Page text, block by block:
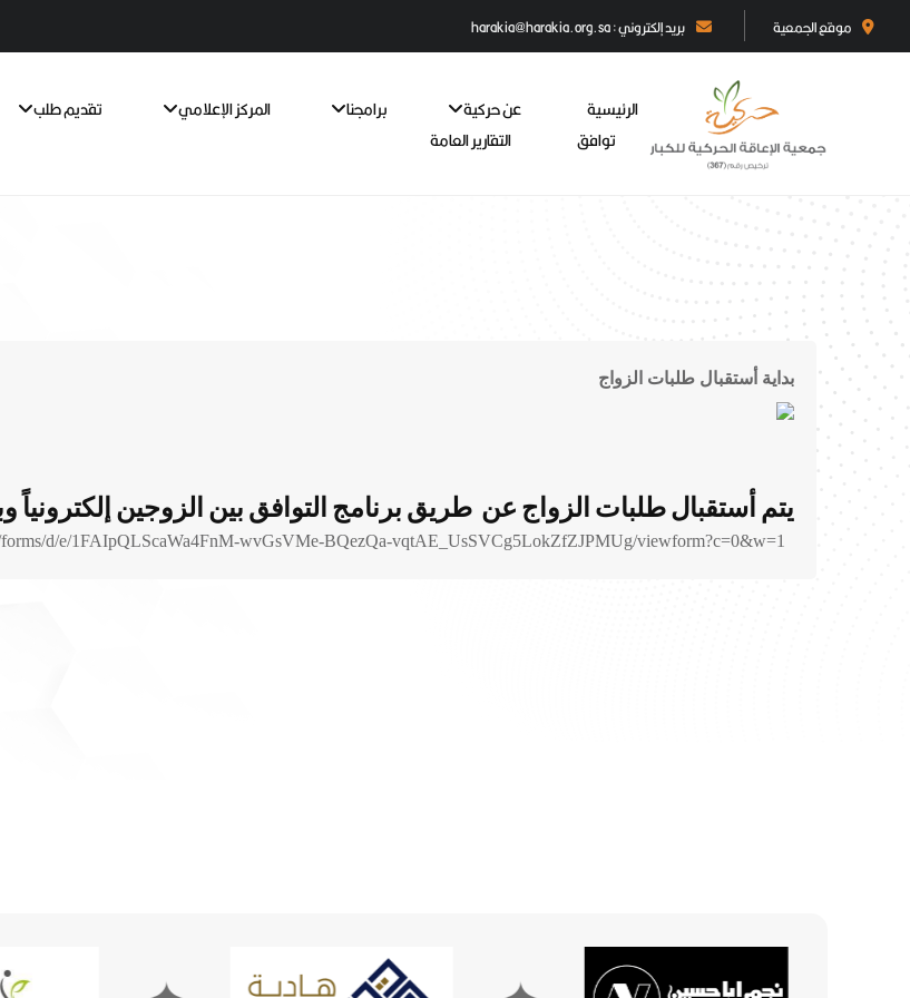
موقع الجمعية بريد إلكتروني : harakia@harakia.org.sa
الرئيسية عن حركية برامجنا المركز الإعلامي تقديم طلب
توافق
التقارير العامة
بداية أستقبال طلبات الزواج
يتم أستقبال طلبات الزواج عن طريق برنامج التوافق بين الزوجين
forms/d/e/1FAIpQLScaWa4FnM-wvGsVMe-BQezQa-vqtAE_UsSVCg5LokZfZJPMUg/viewform?c=0&w=1